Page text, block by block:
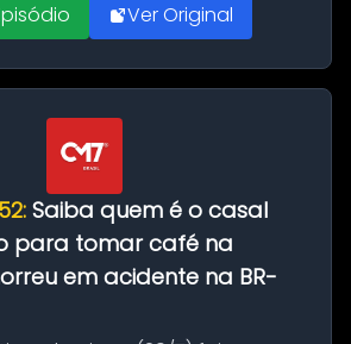
Ver Original
Saiba quem é o casal
para tomar café na
em acidente na BR-